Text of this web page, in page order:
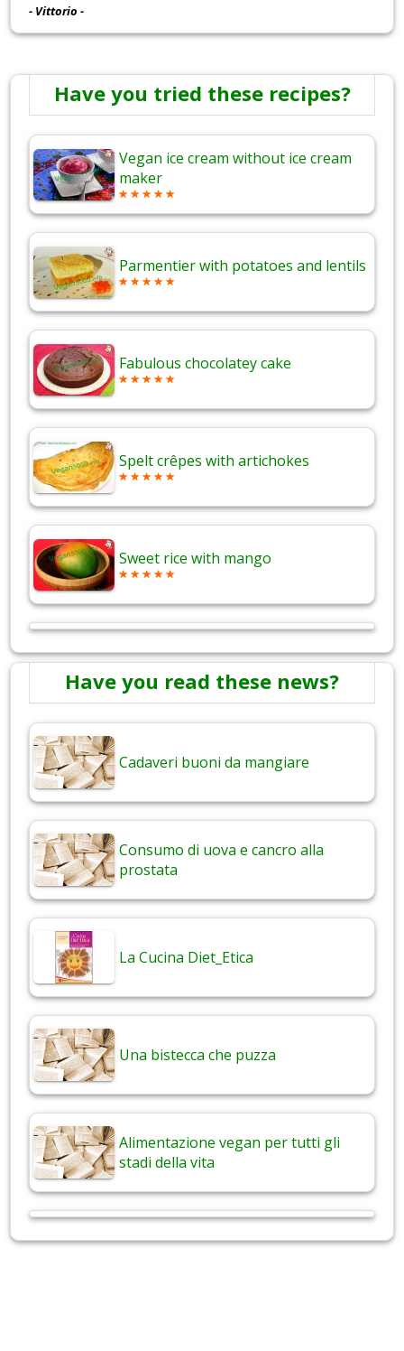
- Vittorio -
Have you tried these recipes?
Vegan ice cream without ice cream
maker
Parmentier with potatoes and lentils
Fabulous chocolatey cake
Spelt crêpes with artichokes
Sweet rice with mango
Have you read these news?
Cadaveri buoni da mangiare
Consumo di uova e cancro alla
prostata
La Cucina Diet_Etica
Una bistecca che puzza
Alimentazione vegan per tutti gli
stadi della vita